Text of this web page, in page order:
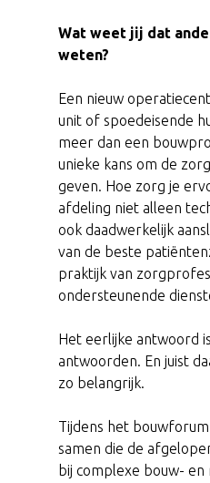
Wat weet jij dat
weten?
Een nieuw
unit of spoedeisende
meer dan een
unieke kans om de
geven. Hoe zorg je
afdeling niet alleen
ook daadwerkelijk
van de beste
praktijk van
ondersteunende
Het eerlijke antwoord
antwoorden. En juist
zo belangrijk.
Tijdens het
samen die de
bij complexe bouw-